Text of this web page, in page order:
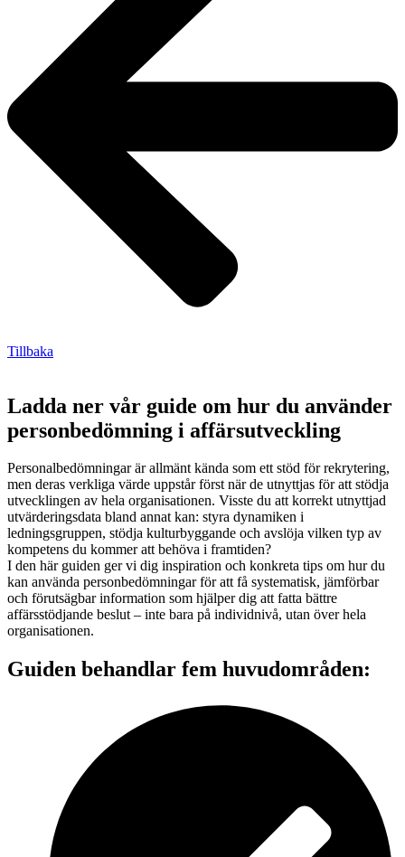
Tillbaka
Ladda ner vår guide om hur du använder
personbedömning i affärsutveckling
Personalbedömningar är allmänt kända som ett stöd för rekrytering,
men deras verkliga värde uppstår först när de utnyttjas för att stödja
utvecklingen av hela organisationen. Visste du att korrekt utnyttjad
utvärderingsdata bland annat kan: styra dynamiken i
ledningsgruppen, stödja kulturbyggande och avslöja vilken typ av
kompetens du kommer att behöva i framtiden?
I den här guiden ger vi dig inspiration och konkreta tips om hur du
kan använda personbedömningar för att få systematisk, jämförbar
och förutsägbar information som hjälper dig att fatta bättre
affärsstödjande beslut – inte bara på individnivå, utan över hela
organisationen.
Guiden behandlar fem huvudområden: